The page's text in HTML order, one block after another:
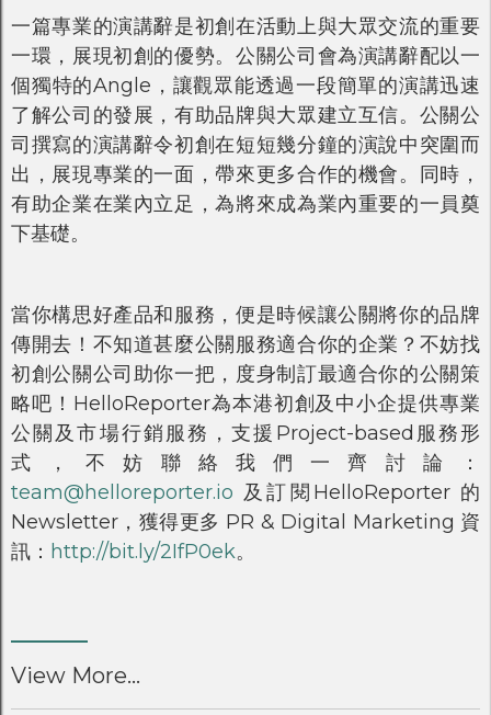
一篇專業的演講辭是初創在活動上與大眾交流的重要
一環，展現初創的優勢。公關公司會為演講辭配以一
個獨特的Angle，讓觀眾能透過一段簡單的演講迅速
了解公司的發展，有助品牌與大眾建立互信。公關公
司撰寫的演講辭令初創在短短幾分鐘的演說中突圍而
出，展現專業的一面，帶來更多合作的機會。同時，
有助企業在業內立足，為將來成為業內重要的一員奠
下基礎。
當你構思好產品和服務，便是時候讓公關將你的品牌
傳開去！不知道甚麼公關服務適合你的企業？不妨找
初創公關公司助你一把，度身制訂最適合你的公關策
略吧！HelloReporter為本港初創及中小企提供專業
公關及市場行銷服務，支援Project-based服務形
式，不妨聯絡我們一齊討論：
team@helloreporter.io 及訂閱HelloReporter 的
Newsletter，獲得更多 PR & Digital Marketing 資
訊： http://bit.ly/2IfP0ek。
View More...